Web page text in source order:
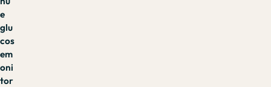
e
glu
cos
em
oni
tor